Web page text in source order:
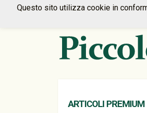
ARTICOLI PREMIUM
Questo sito utilizza cookie in